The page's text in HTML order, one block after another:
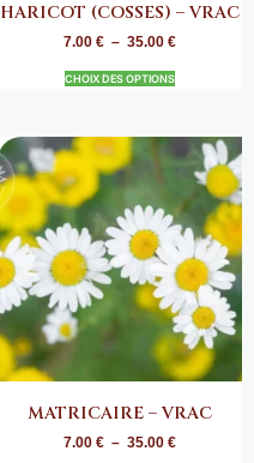
HARICOT (COSSES) – VRAC
7.00 € – 35.00 €
CHOIX DES OPTIONS
MATRICAIRE – VRAC
7.00 € – 35.00 €